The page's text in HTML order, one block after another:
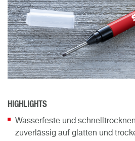
HIGHLIGHTS
Wasserfeste und
zuverlässig auf glatten und